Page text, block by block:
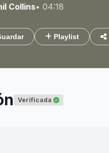
Collins• 04:18
Playlist
Verificada